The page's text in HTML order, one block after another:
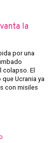
la
por una
colapso. El
Ucrania ya
con misiles